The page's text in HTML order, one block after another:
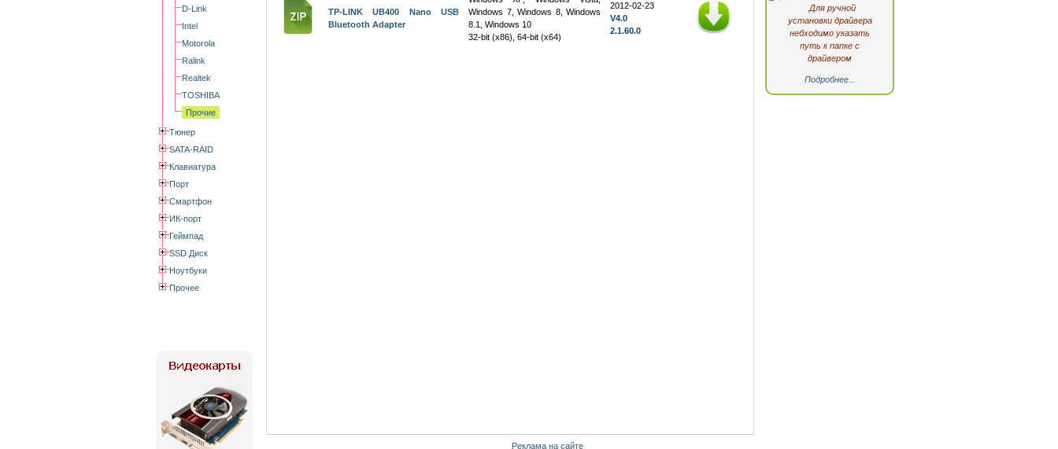
D-Link
Intel
Motorola
Ralink
Realtek
TOSHIBA
Прочие
Тюнер
SATA-RAID
Клавиатура
Порт
Смартфон
ИК-порт
Геймпад
SSD Диск
Ноутбуки
Прочее
Для ручной
установки драйвера
небходимо указать
путь к папке с
драйвером
Подробнее...
TP-LINK UB400 Nano USB
Bluetooth Adapter
Windows 7, Windows 8, Windows
8.1, Windows 10
32-bit (x86), 64-bit (x64)
2012-02-23
V4.0
2.1.60.0
Реклама на сайте